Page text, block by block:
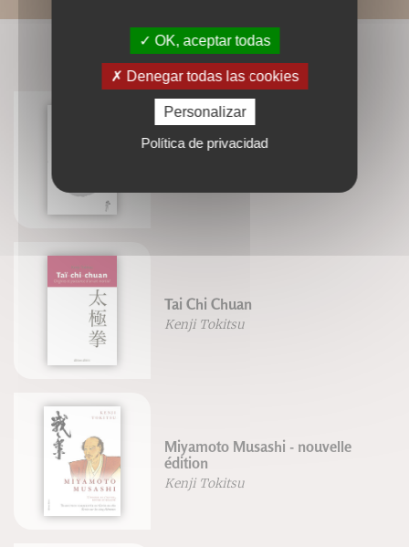
LIVRES ASSOCIÉS
Budo
Tai Chi Chuan
Kenji Tokitsu
Miyamoto Musashi - nouvelle
édition
Kenji Tokitsu
OK, aceptar todas
Denegar todas las cookies
Personalizar
Política de privacidad